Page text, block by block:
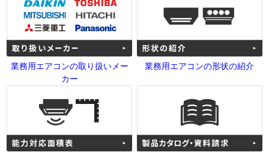
業務用エアコンの取り扱いメー
カー
業務用エアコンの形状の紹介